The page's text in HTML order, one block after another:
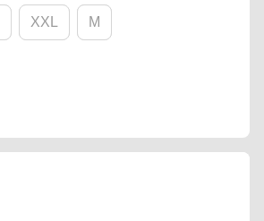
XXL M